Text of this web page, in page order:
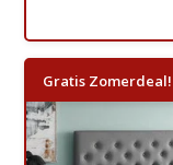
Gratis Zomerdeal!